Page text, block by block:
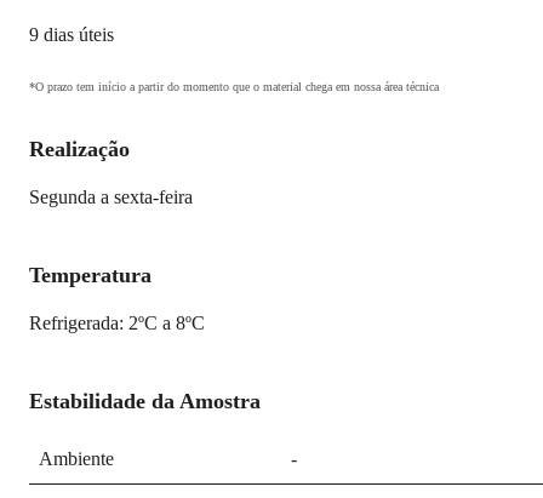
Temperatura
Refrigerada: 2ºC a 8ºC
Estabilidade da Amostra
Ambiente -
9 dias úteis
*O prazo tem início a partir do momento que o material chega em nossa área técnica
Realização
Segunda a sexta-feira